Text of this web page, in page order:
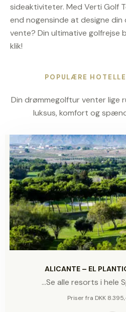
sideaktiviteter. Med Verti Golf
end nogensinde at designe din
vente? Din ultimative golfrejse
klik!
POPULÆRE
Din drømmegolftur venter lige
luksus, komfort og
ALICANTE – EL
...Se alle resorts i hele
Priser fra DKK